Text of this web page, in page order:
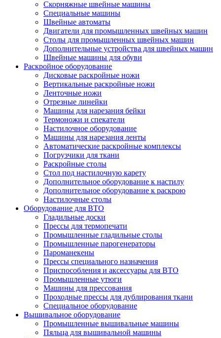
Скорняжные швейные машины
Специальные машины
Швейные автоматы
Двигатели для промышленных швейных машин
Столы для промышленных швейных машин
Дополнительные устройства для швейных машин
Швейные машины для обуви
Раскройное оборудование
Дисковые раскройные ножи
Вертикальные раскройные ножи
Ленточные ножи
Отрезные линейки
Машины для нарезания бейки
Термоножи и спекатели
Настилочное оборудование
Машины для нарезания ленты
Автоматические раскройные комплексы
Погрузчики для ткани
Раскройные столы
Стол под настилочную карету
Дополнительное оборудование к настилу
Дополнительное оборудование к раскрою
Настилочные столы
Оборудование для ВТО
Гладильные доски
Прессы для термопечати
Промышленные гладильные столы
Промышленные парогенераторы
Пароманекены
Прессы специального назначения
Приспособления и аксессуары для ВТО
Промышленные утюги
Машины для прессования
Проходные прессы для дублирования ткани
Специальное оборудование
Вышивальное оборудование
Промышленные вышивальные машины
Пяльца для вышивальной машины